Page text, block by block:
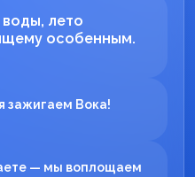
воды, лето
особенным.
зажигаем Вока!
— мы воплощаем